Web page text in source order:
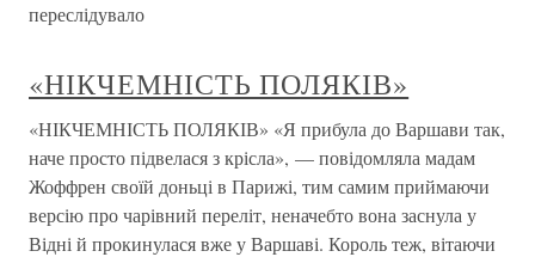
переслідувало
«НІКЧЕМНІСТЬ ПОЛЯКІВ»
«НІКЧЕМНІСТЬ ПОЛЯКІВ» «Я прибула до Варшави так,
наче просто підвелася з крісла», — повідомляла мадам
Жоффрен своїй доньці в Парижі, тим самим приймаючи
версію про чарівний переліт, неначебто вона заснула у
Відні й прокинулася вже у Варшаві. Король теж, вітаючи